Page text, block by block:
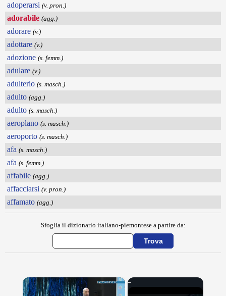
adoperarsi (v. pron.)
adorabile (agg.)
adorare (v.)
adottare (v.)
adozione (s. femm.)
adulare (v.)
adulterio (s. masch.)
adulto (agg.)
adulto (s. masch.)
aeroplano (s. masch.)
aeroporto (s. masch.)
afa (s. masch.)
afa (s. femm.)
affabile (agg.)
affacciarsi (v. pron.)
affamato (agg.)
Sfoglia il dizionario italiano-piemontese a partire da:
×